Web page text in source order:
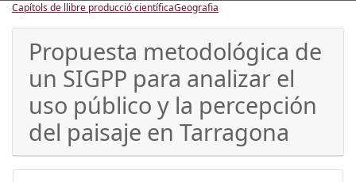
Capítols de llibre producció científicaGeografia
Propuesta metodológica de
un SIGPP para analizar el
uso público y la percepción
del paisaje en Tarragona